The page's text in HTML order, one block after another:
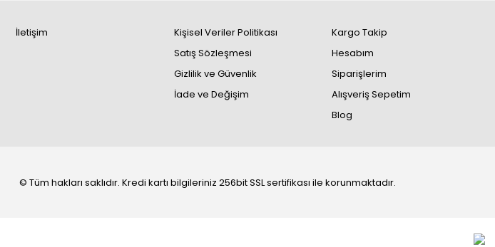
İletişim
Kişisel Veriler Politikası
Satış Sözleşmesi
Gizlilik ve Güvenlik
İade ve Değişim
Kargo Takip
Hesabım
Siparişlerim
Alışveriş Sepetim
Blog
© Tüm hakları saklıdır. Kredi kartı bilgileriniz 256bit SSL sertifikası ile korunmaktadır.